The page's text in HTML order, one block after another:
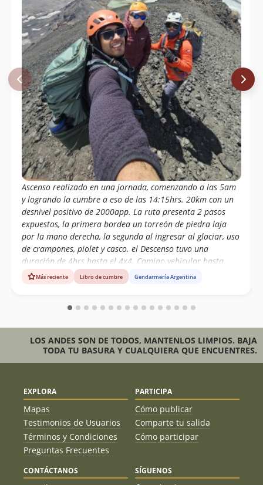
Ascenso realizado en una jornada, comenzando a las 5am
y logrando la cumbre a eso de las 14:15hrs. 20km con un
desnivel positivo de 2000app. La ruta presenta 2 pasos
expuestos, la primera bordea un torreón de piedra laja
por la mano derecha, la segunda al ingresar al glaciar, uso
de crampones, piolet y casco. el Descenso tuvo una
duración de 4hrs hasta el 4x4. Camino vehicular hasta
gendarmería Argentina 4x4 obligatorio.
Más reciente Libro de cumbre Gendarmería Argentina
LOS ANDES SON DE TODOS, MANTENLOS LIMPIOS. BAJA
TODA TU BASURA Y CUALQUIERA QUE ENCUENTRES.
EXPLORA
Mapas
Testimonios de Usuarios
Términos y Condiciones
Preguntas Frecuentes
PARTICIPA
Cómo publicar
Comparte tu salida
Cómo participar
CONTÁCTANOS SÍGUENOS